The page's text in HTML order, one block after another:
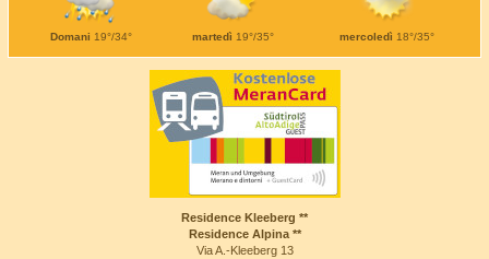
Domani 19°/34° martedì 19°/35° mercoledì 18°/35°
Residence Kleeberg **
Residence Alpina **
Via A.-Kleeberg 13